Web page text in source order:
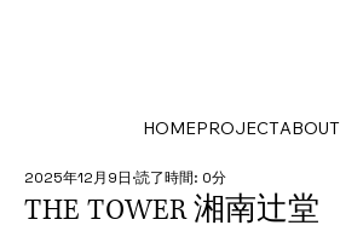
HOMEPROJECTABOUT
THE TOWER 湘南辻堂
2025年12月9日 読了時間: 0分